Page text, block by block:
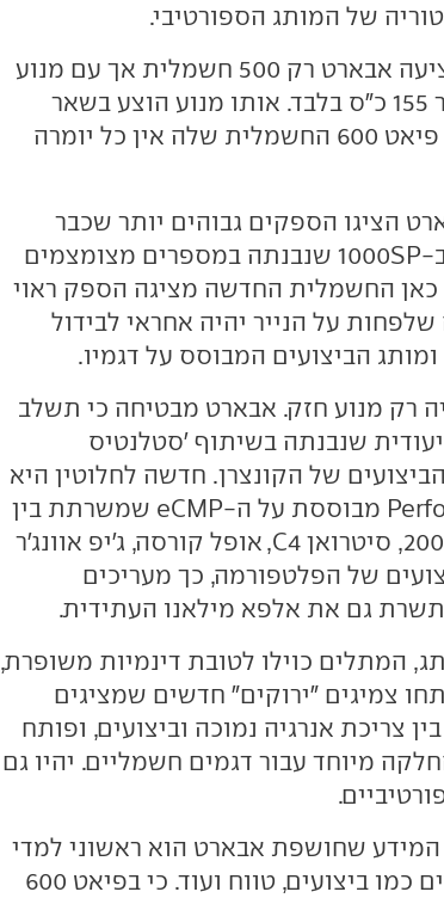
של המותג הספורטיבי.
נזכיר כי עד עתה הציעה אבארט רק 500 חשמלית אך עם מנוע
חלש יחסית שמייצר 155 כ"ס בלבד. אותו מנוע הוצע בשאר
דגמי הקבוצה, כולל פיאט 600 החשמלית שלה אין כל יומרה
הציגו הספקים גבוהים יותר שכבר
טיפסו ל-180 כ"ס וב-1000SP שנבנתה במספרים מצומצמים
ל-240 כ"ס. כאן החשמלית החדשה מציגה הספק ראוי
על הנייר יהיה אחראי לבידול
הביצועים המבוסס על דגמיו.
לא תהיה רק מנוע חזק. אבארט מבטיחה כי תשלב
שנבנתה בשיתוף 'סטלנטיס
של הקונצרן. חדשה לחלוטין היא
לא, שכן ה-Perfo-eCMP מבוססת על ה-eCMP שמשרתת בין
היתר גם את פיג'ו 2008, סיטרואן C4, אופל קורסה, ג'יפ אוונג'ר
של הפלטפורמה, כך מעריכים
גם את אלפא מילאנו העתידית.
המתלים כוילו לטובת דינמיות משופרת,
צמיגים "ירוקים" חדשים שמציגים
בין צריכת אנרגיה נמוכה וביצועים, ופותח
מיוחד עבור דגמים חשמליים. יהיו גם
המידע שחושפת אבארט הוא ראשוני למדי
וחסר נתונים קריטיים כמו ביצועים, טווח ועוד. כי בפיאט 600